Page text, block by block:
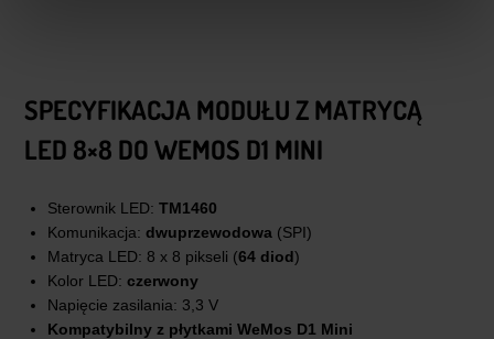
SPECYFIKACJA MODUŁU Z MATRYCĄ
LED 8×8 DO WEMOS D1 MINI
Sterownik LED: TM1460
Komunikacja: dwuprzewodowa (SPI)
Matryca LED: 8 x 8 pikseli (64 diod)
Kolor LED: czerwony
Napięcie zasilania: 3,3 V
Kompatybilny z płytkami WeMos D1 Mini